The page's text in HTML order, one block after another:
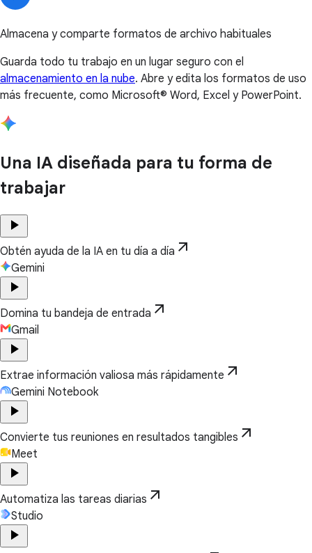
Almacena y comparte formatos de archivo habituales
Guarda todo tu trabajo en un lugar seguro con el
almacenamiento en la nube. Abre y edita los formatos de uso
más frecuente, como Microsoft® Word, Excel y PowerPoint.
Una IA diseñada para tu forma de
trabajar
play_arrow
Obtén ayuda de la IA en tu día a día arrow_outward
Gemini
play_arrow
Domina tu bandeja de entrada arrow_outward
Gmail
play_arrow
Extrae información valiosa más rápidamente arrow_outward
Gemini Notebook
play_arrow
Convierte tus reuniones en resultados tangibles arrow_outward
Meet
play_arrow
Automatiza las tareas diarias arrow_outward
Studio
play_arrow